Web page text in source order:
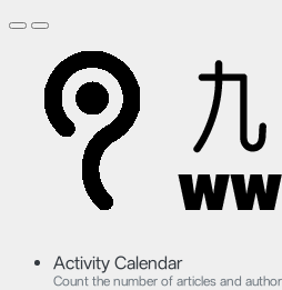
Activity Calendar
Count the number of articles and